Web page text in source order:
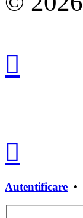
Autentificare •